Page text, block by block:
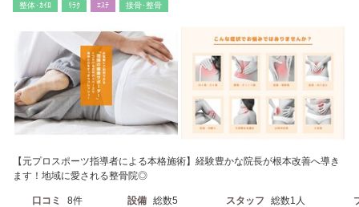
整体･ｶｲﾛ ﾘﾗｸ ｴｽﾃ 接骨･整骨
【元プロスポーツ指導者による本格施術】経験豊かな院長が根本改善へ導き
ます！地域に愛される整骨院◎
口コミ 8件 設備 総数5 スタッフ 総数1人